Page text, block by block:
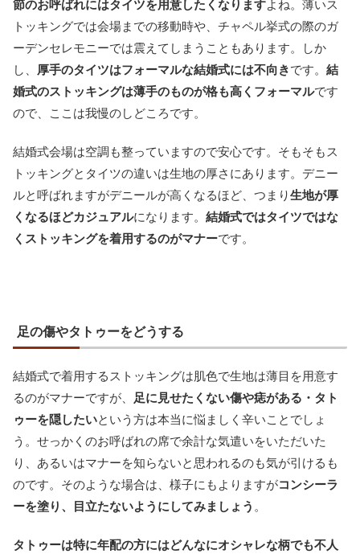
節のお呼ばれにはタイツを用意したくなりますよね。薄いス
トッキングでは会場までの移動時や、チャペル挙式の際のガ
ーデンセレモニーでは震えてしまうこともあります。しか
し、 厚手のタイツはフォーマルな結婚式には不向きです。 結
婚式のストッキングは薄手のものが格も高くフォーマルです
ので、ここは我慢のしどころです。
結婚式会場は空調も整っていますので安心です。そもそもス
トッキングとタイツの違いは生地の厚さにあります。デニー
ルと呼ばれますがデニールが高くなるほど、つまり生地が厚
くなるほどカジュアルになります。 結婚式ではタイツではな
くストッキングを着用するのがマナーです。
足の傷やタトゥーをどうする
結婚式で着用するストッキングは肌色で生地は薄目を用意す
るのがマナーですが、
足に見せたくない傷や痣がある・タト
ゥーを隠したいという方は本当に悩ましく辛いことでしょ
う。せっかくのお呼ばれの席で余計な気遣いをいただいた
り、あるいはマナーを知らないと思われるのも気が引けるも
のです。そのような場合は、様子にもよりますがコンシーラ
ーを塗り、目立たないようにしてみましょう 。
タトゥーは特に年配の方にはどんなにオシャレな柄でも不人